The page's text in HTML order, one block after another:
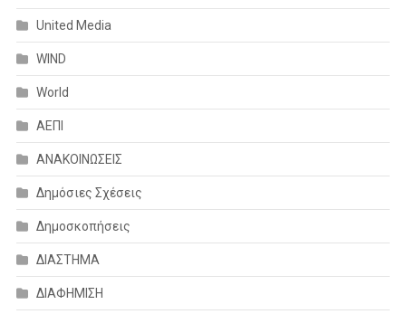
United Media
WIND
World
ΑΕΠΙ
ΑΝΑΚΟΙΝΩΣΕΙΣ
Δημόσιες Σχέσεις
Δημοσκοπήσεις
ΔΙΑΣΤΗΜΑ
ΔΙΑΦΗΜΙΣΗ